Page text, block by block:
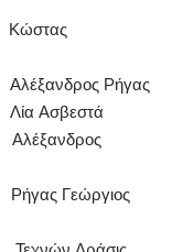
Ρήγας